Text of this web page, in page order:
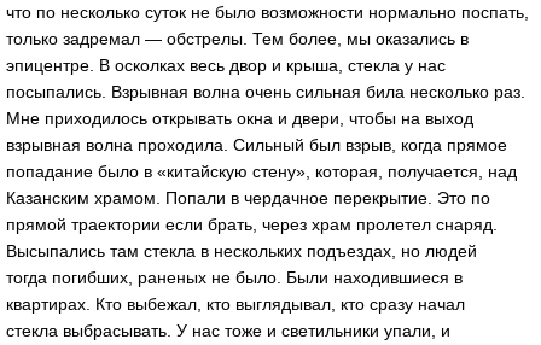
что по несколько суток не было возможности нормально поспать,
только задремал — обстрелы. Тем более, мы оказались в
эпицентре. В осколках весь двор и крыша, стекла у нас
посыпались. Взрывная волна очень сильная била несколько раз.
Мне приходилось открывать окна и двери, чтобы на выход
взрывная волна проходила. Сильный был взрыв, когда прямое
попадание было в «китайскую стену», которая, получается, над
Казанским храмом. Попали в чердачное перекрытие. Это по
прямой траектории если брать, через храм пролетел снаряд.
Высыпались там стекла в нескольких подъездах, но людей
тогда погибших, раненых не было. Были находившиеся в
квартирах. Кто выбежал, кто выглядывал, кто сразу начал
стекла выбрасывать. У нас тоже и светильники упали, и